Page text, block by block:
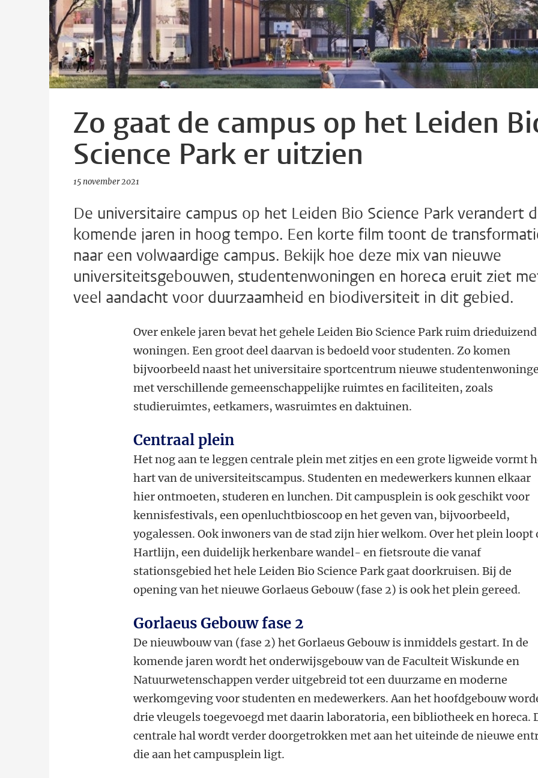
Zo gaat de campus op het Leiden
Science Park er uitzien
15 november 2021
De universitaire campus op het Leiden Bio Science Park verandert
komende jaren in hoog tempo. Een korte film toont de
naar een volwaardige campus. Bekijk hoe deze mix van nieuwe
universiteitsgebouwen, studentenwoningen en horeca eruit ziet
veel aandacht voor duurzaamheid en biodiversiteit in dit gebied.
Over enkele jaren bevat het gehele Leiden Bio Science Park ruim drieduizend
woningen. Een groot deel daarvan is bedoeld voor studenten. Zo komen
bijvoorbeeld naast het universitaire sportcentrum nieuwe
met verschillende gemeenschappelijke ruimtes en faciliteiten, zoals
studieruimtes, eetkamers, wasruimtes en daktuinen.
Centraal plein
Het nog aan te leggen centrale plein met zitjes en een grote ligweide vormt
hart van de universiteitscampus. Studenten en medewerkers kunnen elkaar
hier ontmoeten, studeren en lunchen. Dit campusplein is ook geschikt voor
kennisfestivals, een openluchtbioscoop en het geven van, bijvoorbeeld,
yogalessen. Ook inwoners van de stad zijn hier welkom. Over het plein loopt
Hartlijn, een duidelijk herkenbare wandel- en fietsroute die vanaf
stationsgebied het hele Leiden Bio Science Park gaat doorkruisen. Bij de
opening van het nieuwe Gorlaeus Gebouw (fase 2) is ook het plein gereed.
Gorlaeus Gebouw fase 2
De nieuwbouw van (fase 2) het Gorlaeus Gebouw is inmiddels gestart. In de
komende jaren wordt het onderwijsgebouw van de Faculteit Wiskunde en
Natuurwetenschappen verder uitgebreid tot een duurzame en moderne
werkomgeving voor studenten en medewerkers. Aan het hoofdgebouw
drie vleugels toegevoegd met daarin laboratoria, een bibliotheek en horeca.
centrale hal wordt verder doorgetrokken met aan het uiteinde de nieuwe
die aan het campusplein ligt.